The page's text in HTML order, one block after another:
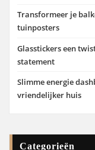
Transformeer je
tuinposters
Glasstickers een
statement
Slimme energie
vriendelijker huis
Categorieën